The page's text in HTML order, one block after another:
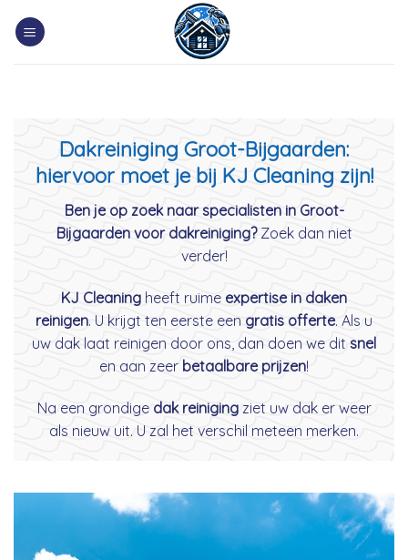
Dakreiniging Groot-Bijgaarden:
hiervoor moet je bij KJ Cleaning zijn!
Ben je op zoek naar specialisten in Groot-
Bijgaarden voor dakreiniging?Zoek dan niet
verder!
KJ Cleaning heeft ruime expertise in daken
reinigen. U krijgt ten eerste een gratis offerte. Als u
uw dak laat reinigen door ons, dan doen we dit snel
en aan zeer betaalbare prijzen!
Na een grondige dak reinigingziet uw dak er weer
als nieuw uit. U zal het verschil meteen merken.